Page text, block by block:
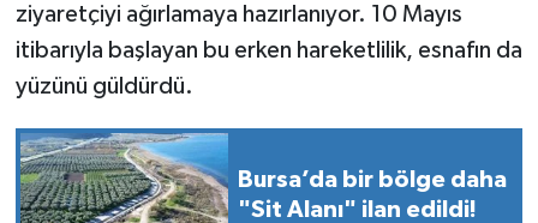
ziyaretçiyi ağırlamaya hazırlanıyor. 10 Mayıs
itibarıyla başlayan bu erken hareketlilik, esnafın da
yüzünü güldürdü.
Bursa’da bir bölge daha
"Sit Alanı" ilan edildi!